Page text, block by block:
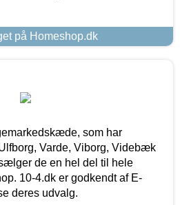
på Homeshop.dk
som har
Varde, Viborg, Videbæk
de en hel del til hele
10-4.dk er godkendt af E-
deres udvalg.